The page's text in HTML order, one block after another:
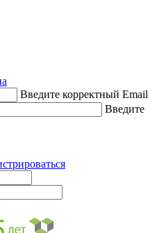
Введите корректный Email
Введите